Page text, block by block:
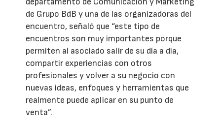
de Grupo BdB y una de las organizadoras del
encuentro, señaló que “este tipo de
encuentros son muy importantes porque
permiten al asociado salir de su día a día,
compartir experiencias con otros
profesionales y volver a su negocio con
nuevas ideas, enfoques y herramientas que
realmente puede aplicar en su punto de
venta”.